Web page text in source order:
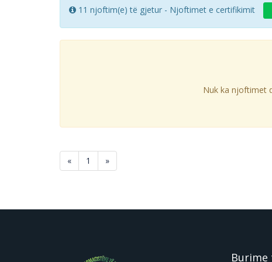
11 njoftim(e) të gjetur - Njoftimet e certifikimit
Nuk ka njoftimet
« 1 »
Burime